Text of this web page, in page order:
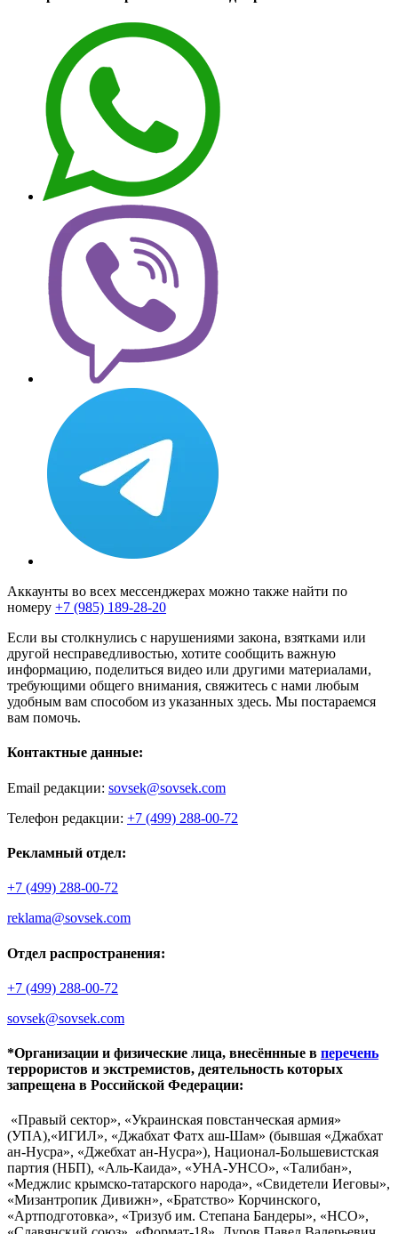
Аккаунты во всех мессенджерах можно также найти по
номеру +7 (985) 189-28-20
Если вы столкнулись с нарушениями закона, взятками или
другой несправедливостью, хотите сообщить важную
информацию, поделиться видео или другими материалами,
требующими общего внимания, свяжитесь с нами любым
удобным вам способом из указанных здесь. Мы постараемся
вам помочь.
Контактные данные:
Email редакции: sovsek@sovsek.com
Телефон редакции: +7 (499) 288-00-72
Рекламный отдел:
+7 (499) 288-00-72
reklama@sovsek.com
Отдел распространения:
+7 (499) 288-00-72
sovsek@sovsek.com
*Организации и физические лица, внесённные в перечень
террористов и экстремистов, деятельность которых
запрещена в Российской Федерации:
«Правый сектор», «Украинская повстанческая армия»
(УПА),«ИГИЛ», «Джабхат Фатх аш-Шам» (бывшая «Джабхат
ан-Нусра», «Джебхат ан-Нусра»), Национал-Большевистская
партия (НБП), «Аль-Каида», «УНА-УНСО», «Талибан»,
«Меджлис крымско-татарского народа», «Свидетели Иеговы»,
«Мизантропик Дивижн», «Братство» Корчинского,
«Артподготовка», «Тризуб им. Степана Бандеры», «НСО»,